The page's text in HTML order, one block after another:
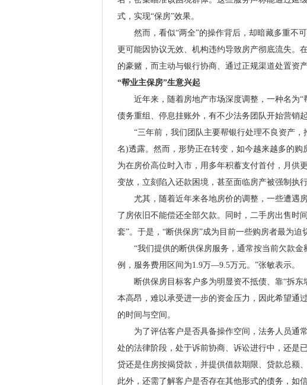
式，实现“保房”效果。
然而，看似“两全”的操作背后，却暗藏多重不可
更可能因协议无效、机构违约导致房产彻底流失。
的豪赌，而主动与银行协商、通过正规渠道处置资
“帮业主保房”生意兴起
近年来，随着房地产市场深度调整，一种名为“
债务重组、停息挂账外，有不少法务团队开始营销
“三年前，我们团队主要帮银行处理不良资产，
名)透露。然而，形势正在转变，如今越来越多的
为在房价高位时入市，用多年积蓄支付首付，月供
变故，立刻陷入还款困境，甚至面临房产被强制执行
尤其，随着近年来各地房价的调整，一些遭遇房
了房依旧不能偿还全部欠款。同时，二手房出售时
套”。于是，“断供保房”成为目前一些购房者最为迫
“我们提供的断供保房服务，通常按当前欠款金
例，服务费用区间为1.9万—9.5万元。”张敏表示。
断供保房目标客户多为明显资不抵债、靠“拆东
本高昂，难以承受进一步的资金压力，因此希望通
的时间与空间。
为了评估客户是否具备操作空间，法务人员通常
处的法律阶段，处于诉前协商、诉讼进行中，还是
贷还是住房按揭贷款，并提供借款期限、贷款总额
此外，还需了解客户是否存在其他形式的债务，如